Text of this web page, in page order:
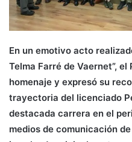
En un emotivo acto
Telma Farré de Vaernet”,
homenaje y expresó su
trayectoria del licenciado
destacada carrera en el
medios de comunicación